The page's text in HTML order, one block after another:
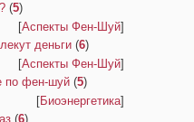
(5)
[Аспекты Фен-Шуй]
деньги (6)
[Аспекты Фен-Шуй]
по фен-шуй (5)
[Биоэнергетика]
(6)